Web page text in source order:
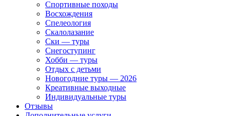
Спортивные походы
Восхождения
Спелеология
Скалолазание
Ски — туры
Снегоступинг
Хобби — туры
Отдых с детьми
Новогодние туры — 2026
Креативные выходные
Индивидуальные туры
Отзывы